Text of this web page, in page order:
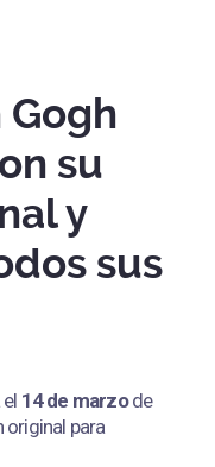
Gogh
su
y
sus
14 de marzode
original para